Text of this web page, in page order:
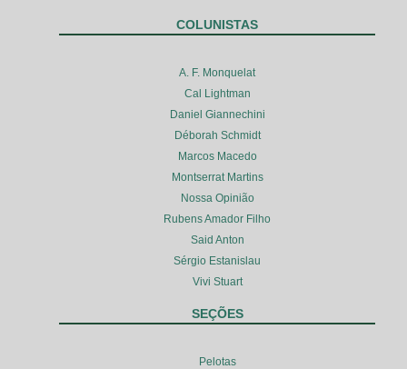
COLUNISTAS
A. F. Monquelat
Cal Lightman
Daniel Giannechini
Déborah Schmidt
Marcos Macedo
Montserrat Martins
Nossa Opinião
Rubens Amador Filho
Said Anton
Sérgio Estanislau
Vivi Stuart
SEÇÕES
Pelotas